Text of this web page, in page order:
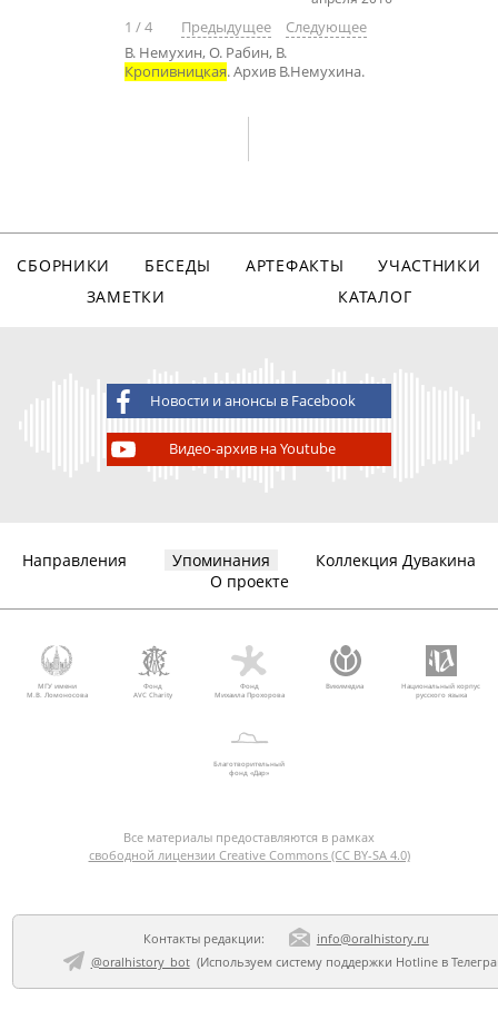
1 /4 Предыдущее
Следующее
В. Немухин, О. Рабин, В.
Кропивницкая. Архив В.Немухина.
СБОРНИКИ БЕСЕДЫ АРТЕФАКТЫ
УЧАСТНИКИ
ЗАМЕТКИ
КАТАЛОГ
Новости и анонсы в Facebook
Видео-архив на Youtube
Направления Упоминания
Коллекция Дувакина
О проекте
МГУ имени
М.В. Ломоносова
Фонд
AVC Charity
Фонд
Михаила Прохорова
Викимедиа
Национальный корпус
русского языка
Благотворительный
фонд «Дар»
Все материалы предоставляются в рамках
свободной лицензии Creative Commons (CC BY-SA 4.0)
Контакты редакции:
info@oralhistory.ru
@oralhistory_bot(Используем систему поддержки Hotline в